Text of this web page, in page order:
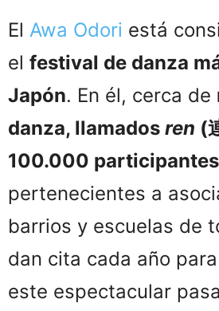
El Awa Odori está
el festival de danza
Japón. En él, cerca de
danza, llamados ren (
100.000 participantes
pertenecientes a
barrios y escuelas de
dan cita cada año
este espectacular